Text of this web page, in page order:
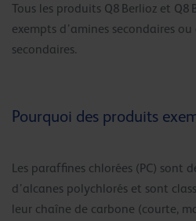
Tous les produits Q8 Berlioz et
exempts d’amines secondaires ou
secondaires.
Pourquoi des produits
Les paraffines chlorées (PC) sont
d’alcanes polychlorés et sont
leur chaîne de carbone (courte,